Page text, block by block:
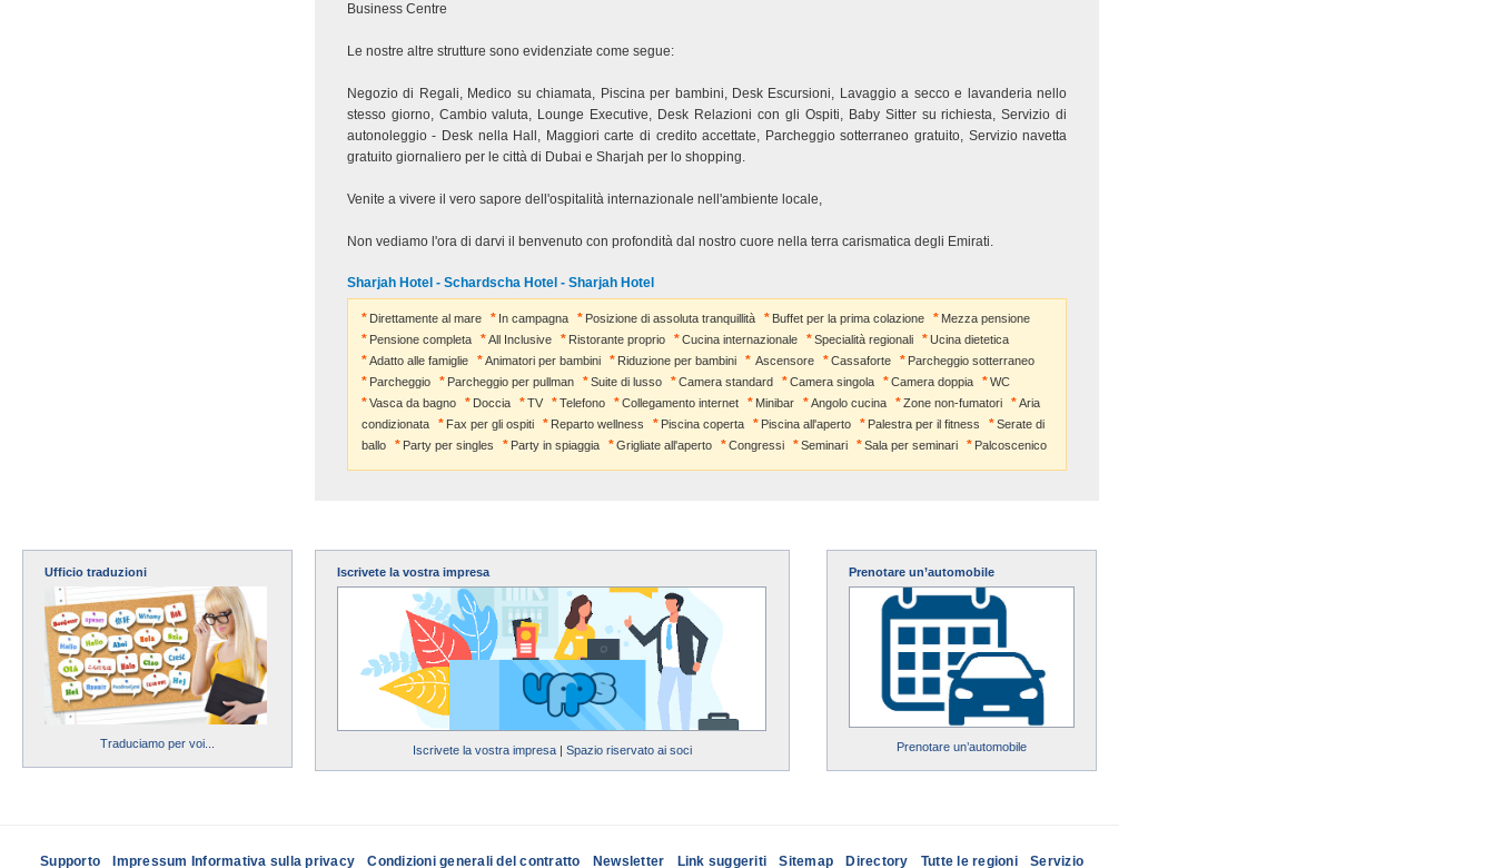
Business Centre
Le nostre altre strutture sono evidenziate come segue:
Negozio di Regali, Medico su chiamata, Piscina per bambini, Desk Escursioni, Lavaggio a secco e lavanderia nello
stesso giorno, Cambio valuta, Lounge Executive, Desk Relazioni con gli Ospiti, Baby Sitter su richiesta, Servizio di
autonoleggio - Desk nella Hall, Maggiori carte di credito accettate, Parcheggio sotterraneo gratuito, Servizio navetta
gratuito giornaliero per le città di Dubai e Sharjah per lo shopping.
Venite a vivere il vero sapore dell'ospitalità internazionale nell'ambiente locale,
Non vediamo l'ora di darvi il benvenuto con profondità dal nostro cuore nella terra carismatica degli Emirati.
Sharjah Hotel - Schardscha Hotel - Sharjah Hotel
Direttamente al mare In campagna Posizione di assoluta tranquillità Buffet per la prima colazione
Mezza pensione
Pensione completa
All Inclusive Ristorante proprio Cucina internazionale Specialità regionali
Ucina dietetica
Adatto alle famiglie
Animatori per bambini Riduzione per bambini Ascensore Cassaforte
Parcheggio sotterraneo
Parcheggio
Parcheggio per pullman Suite di lusso Camera standard Camera singola Camera doppia
WC
Vasca da bagno
Doccia TV Telefono Collegamento internet Minibar Angolo cucina Zone non-fumatori
Aria
condizionata
Fax per gli ospiti Reparto wellness Piscina coperta Piscina all'aperto Palestra per il fitness
Serate di
ballo
Party per singles Party in spiaggia Grigliate all'aperto Congressi Seminari Sala per seminari Palcoscenico
Ufficio traduzioni
Traduciamo per voi...
Iscrivete la vostra impresa
Iscrivete la vostra impresa| Spazio riservato ai soci
Prenotare un’automobile
Prenotare un’automobile
Supporto Impressum Informativa sulla privacy Condizioni generali del contratto Newsletter Link suggeriti Sitemap Directory Tutte le regioni Servizio